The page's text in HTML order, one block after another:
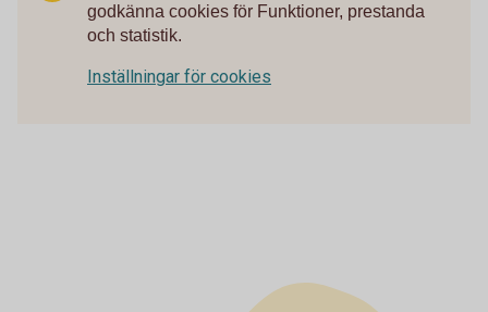
godkänna cookies för Funktioner, prestanda
och statistik.
Inställningar för cookies